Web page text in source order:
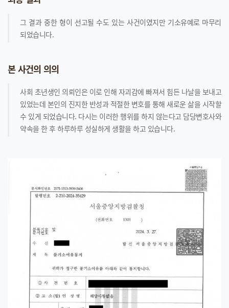
그 결과 중한 형이 선고될 수도 있는 사건이였지만 기소유예로 마무리
되었습니다.
본 사건의 의의
사회 초년생인 의뢰인은 이로 인해 자괴감에 빠져서 힘든 나날을 보내고
있었는데 본인의 진지한 반성과 적절한 변호를 통해 새로운 삶을 시작할
수 있게 되었습니다. 다시는 이러한 행위를 하지 않는다고 담당변호사와
약속을 한 후 하루하루 성실하게 생활을 하고 있습니다.